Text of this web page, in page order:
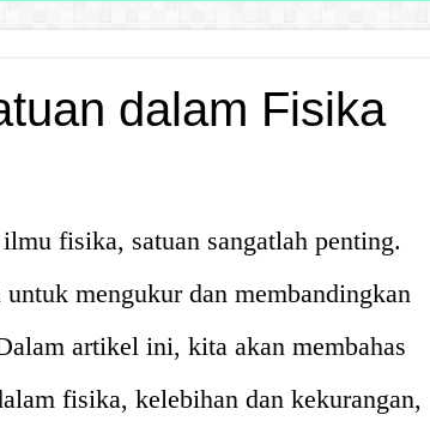
dalam Fisika
fisika, satuan sangatlah penting.
mengukur dan membandingkan
artikel ini, kita akan membahas
fisika, kelebihan dan kekurangan,